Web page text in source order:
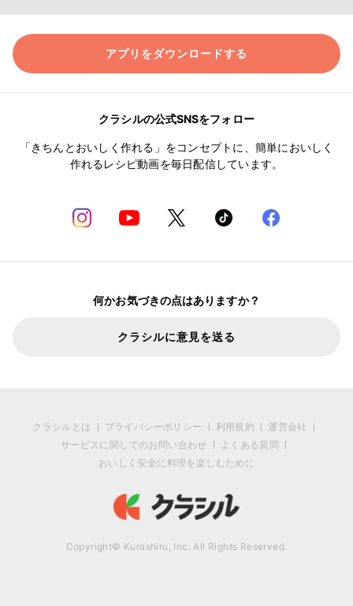
アプリをダウンロードする
クラシルの公式SNSをフォロー
「きちんとおいしく作れる」をコンセプトに、簡単においしく
作れるレシピ動画を毎日配信しています。
何かお気づきの点はありますか？
クラシルに意見を送る
クラシルとは プライバシーポリシー 利用規約
運営会社
サービスに関してのお問い合わせ
よくある質問
おいしく安全に料理を楽しむために
Copyright© Kurashiru, Inc. All Rights Reserved.